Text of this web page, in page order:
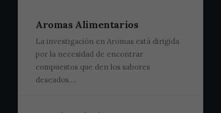
Aromas Alimentarios
La investigación en Aromas está dirigida
por la necesidad de encontrar
compuestos que den los sabores
deseados.…